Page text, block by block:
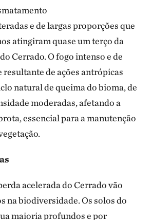
e de largas proporções que
atingiram quase um terço da
Cerrado. O fogo intenso e de
de ações antrópicas
natural de queima do bioma, de
moderadas, afetando a
essencial para a manutenção
acelerada do Cerrado vão
na biodiversidade. Os solos do
maioria profundos e por